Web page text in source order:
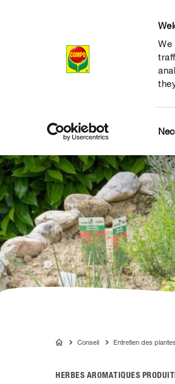
We
COMPOConseil Entretien des plantes
HERBES AROMATIQUES